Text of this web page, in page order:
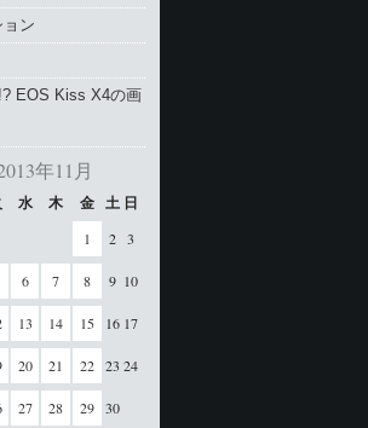
ン
EOS Kiss X4の画
年11月
水 木 金 土 日
1 2 3
6 7 8 9 10
13 14 15 16 17
20 21 22 23 24
27 28 29 30